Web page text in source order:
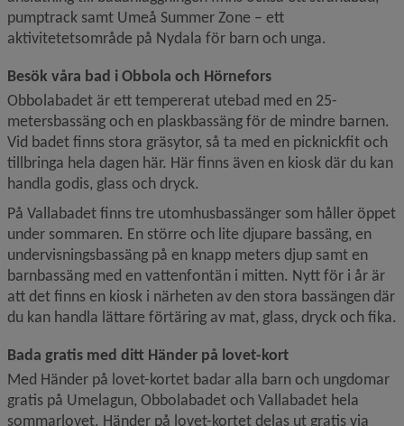
pumptrack samt Umeå Summer Zone – ett
aktivitetetsområde på Nydala för barn och unga.
Besök våra bad i Obbola och Hörnefors
Obbolabadet är ett tempererat utebad med en 25-
metersbassäng och en plaskbassäng för de mindre barnen.
Vid badet finns stora gräsytor, så ta med en picknickfit och
tillbringa hela dagen här. Här finns även en kiosk där du kan
handla godis, glass och dryck.
På Vallabadet finns tre utomhusbassänger som håller öppet
under sommaren. En större och lite djupare bassäng, en
undervisningsbassäng på en knapp meters djup samt en
barnbassäng med en vattenfontän i mitten. Nytt för i år är
att det finns en kiosk i närheten av den stora bassängen där
du kan handla lättare förtäring av mat, glass, dryck och fika.
Bada gratis med ditt Händer på lovet-kort
Med Händer på lovet-kortet badar alla barn och ungdomar
gratis på Umelagun, Obbolabadet och Vallabadet hela
sommarlovet. Händer på lovet-kortet delas ut gratis via